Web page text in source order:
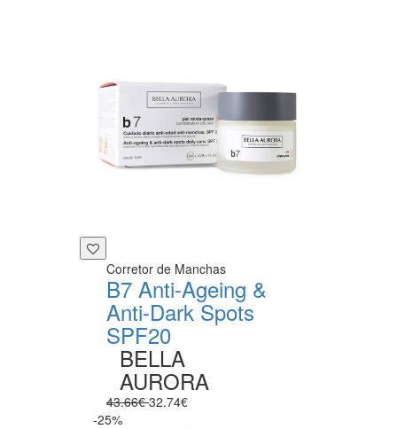
Corretor de Manchas
B7 Anti-Ageing &
Anti-Dark Spots
SPF20
BELLA
AURORA
43.66€32.74€
-25%